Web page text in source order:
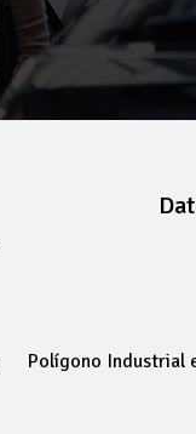
Polígono Industrial